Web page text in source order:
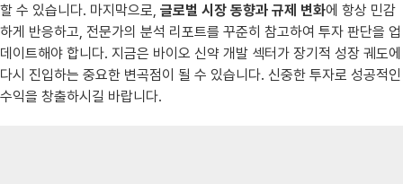
할 수 있습니다. 마지막으로, 글로벌 시장 동향과 규제 변화에 항상 민감
하게 반응하고, 전문가의 분석 리포트를 꾸준히 참고하여 투자 판단을 업
데이트해야 합니다. 지금은 바이오 신약 개발 섹터가 장기적 성장 궤도에
다시 진입하는 중요한 변곡점이 될 수 있습니다. 신중한 투자로 성공적인
수익을 창출하시길 바랍니다.